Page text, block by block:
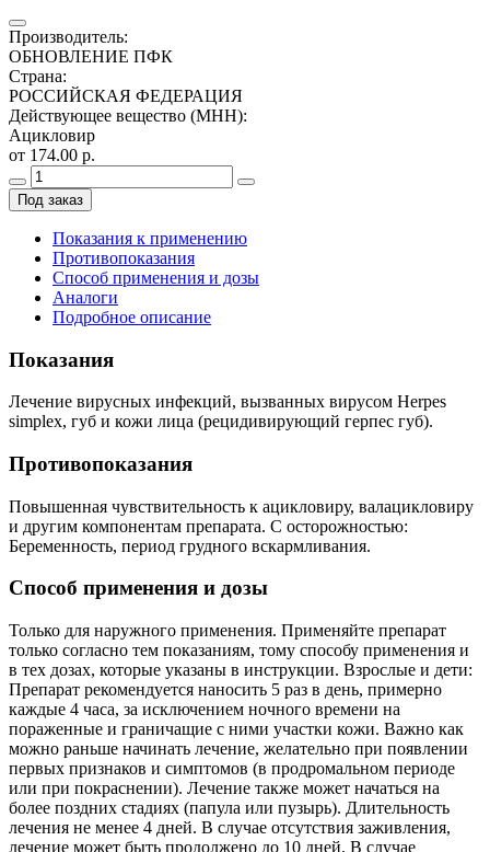
Производитель:
ОБНОВЛЕНИЕ ПФК
Страна:
РОССИЙСКАЯ ФЕДЕРАЦИЯ
Действующее вещество (МНН):
Ацикловир
от 174.00 р.
Под заказ
Показания к применению
Противопоказания
Способ применения и дозы
Аналоги
Подробное описание
Показания
Лечение вирусных инфекций, вызванных вирусом Herpes
simplex, губ и кожи лица (рецидивирующий герпес губ).
Противопоказания
Повышенная чувствительность к ацикловиру, валацикловиру
и другим компонентам препарата. С осторожностью:
Беременность, период грудного вскармливания.
Способ применения и дозы
Только для наружного применения. Применяйте препарат
только согласно тем показаниям, тому способу применения и
в тех дозах, которые указаны в инструкции. Взрослые и дети:
Препарат рекомендуется наносить 5 раз в день, примерно
каждые 4 часа, за исключением ночного времени на
пораженные и граничащие с ними участки кожи. Важно как
можно раньше начинать лечение, желательно при появлении
первых признаков и симптомов (в продромальном периоде
или при покраснении). Лечение также может начаться на
более поздних стадиях (папула или пузырь). Длительность
лечения не менее 4 дней. В случае отсутствия заживления,
лечение может быть продолжено до 10 дней. В случае